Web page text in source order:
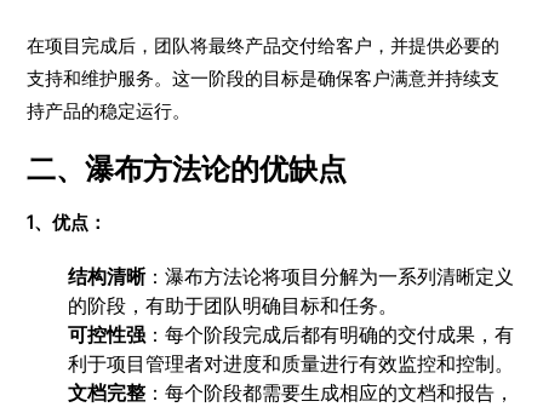
在项目完成后，团队将最终产品交付给客户，并提供必要的
支持和维护服务。这一阶段的目标是确保客户满意并持续支
持产品的稳定运行。
二、瀑布方法论的优缺点
1、优点：
结构清晰：瀑布方法论将项目分解为一系列清晰定义
的阶段，有助于团队明确目标和任务。
可控性强 ：每个阶段完成后都有明确的交付成果，有
利于项目管理者对进度和质量进行有效监控和控制。
文档完整 ：每个阶段都需要生成相应的文档和报告，